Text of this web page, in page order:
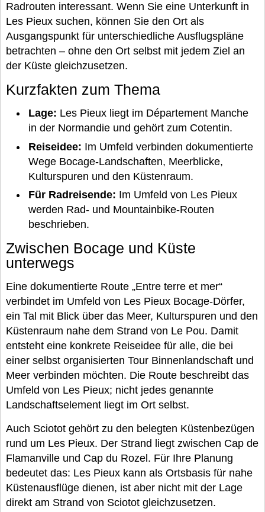
Radrouten interessant. Wenn Sie eine Unterkunft in
Les Pieux suchen, können Sie den Ort als
Ausgangspunkt für unterschiedliche Ausflugspläne
betrachten – ohne den Ort selbst mit jedem Ziel an
der Küste gleichzusetzen.
Kurzfakten zum Thema
Lage: Les Pieux liegt im Département Manche
in der Normandie und gehört zum Cotentin.
Reiseidee: Im Umfeld verbinden dokumentierte
Wege Bocage-Landschaften, Meerblicke,
Kulturspuren und den Küstenraum.
Für Radreisende: Im Umfeld von Les Pieux
werden Rad- und Mountainbike-Routen
beschrieben.
Zwischen Bocage und Küste
unterwegs
Eine dokumentierte Route „Entre terre et mer“
verbindet im Umfeld von Les Pieux Bocage-Dörfer,
ein Tal mit Blick über das Meer, Kulturspuren und den
Küstenraum nahe dem Strand von Le Pou. Damit
entsteht eine konkrete Reiseidee für alle, die bei
einer selbst organisierten Tour Binnenlandschaft und
Meer verbinden möchten. Die Route beschreibt das
Umfeld von Les Pieux; nicht jedes genannte
Landschaftselement liegt im Ort selbst.
Auch Sciotot gehört zu den belegten Küstenbezügen
rund um Les Pieux. Der Strand liegt zwischen Cap de
Flamanville und Cap du Rozel. Für Ihre Planung
bedeutet das: Les Pieux kann als Ortsbasis für nahe
Küstenausflüge dienen, ist aber nicht mit der Lage
direkt am Strand von Sciotot gleichzusetzen.